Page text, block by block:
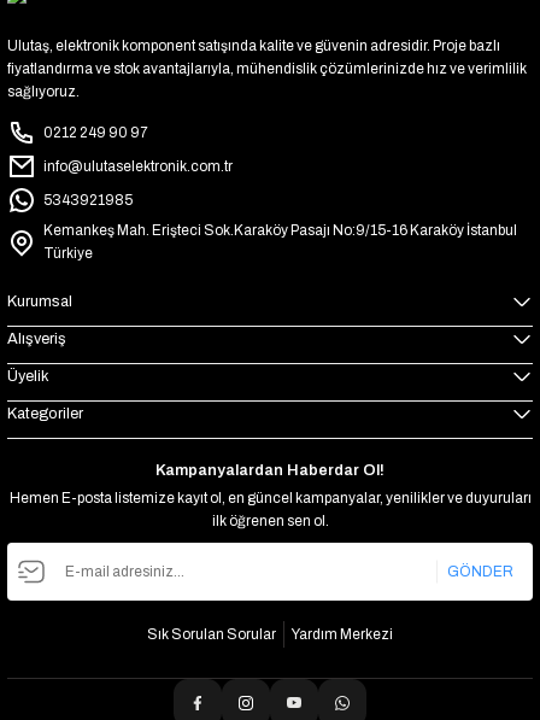
Ulutaş, elektronik komponent satışında kalite ve güvenin adresidir. Proje bazlı
fiyatlandırma ve stok avantajlarıyla, mühendislik çözümlerinizde hız ve verimlilik
sağlıyoruz.
0212 249 90 97
info@ulutaselektronik.com.tr
5343921985
Kemankeş Mah. Erişteci Sok.Karaköy Pasajı No:9/15-16 Karaköy İstanbul
Türkiye
Kurumsal
Alışveriş
Üyelik
Kategoriler
Kampanyalardan Haberdar Ol!
Hemen E-posta listemize kayıt ol, en güncel kampanyalar, yenilikler ve duyuruları
ilk öğrenen sen ol.
GÖNDER
Sık Sorulan Sorular Yardım Merkezi